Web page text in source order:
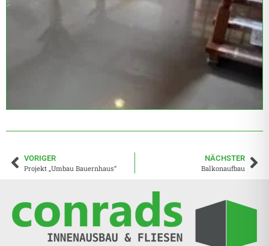
VORIGER
Projekt „Umbau Bauernhaus“
NÄCHSTER
Balkonaufbau